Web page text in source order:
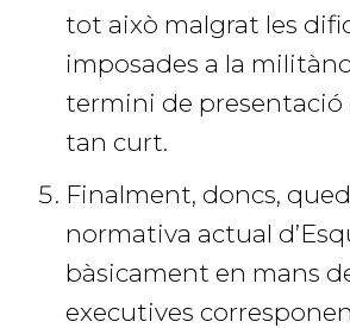
tot això malgrat les
imposades a la
termini de presentació
tan curt.
Finalment, doncs,
normativa actual
bàsicament en mans
executives